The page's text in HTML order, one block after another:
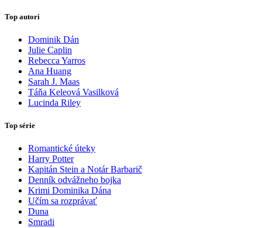
Top autori
Dominik Dán
Julie Caplin
Rebecca Yarros
Ana Huang
Sarah J. Maas
Táňa Keleová Vasilková
Lucinda Riley
Top série
Romantické úteky
Harry Potter
Kapitán Stein a Notár Barbarič
Denník odvážneho bojka
Krimi Dominika Dána
Učím sa rozprávať
Duna
Smradi